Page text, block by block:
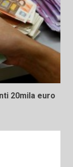
20mila euro